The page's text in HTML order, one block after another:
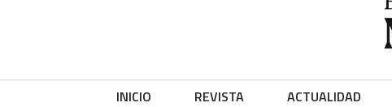
INICIO REVISTA ACTUALIDAD